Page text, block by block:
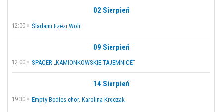
02 Sierpień
12:00 Śladami Rzezi Woli
09 Sierpień
12:00 SPACER „KAMIONKOWSKIE TAJEMNICE”
14 Sierpień
19:30 Empty Bodies chor. Karolina Kroczak